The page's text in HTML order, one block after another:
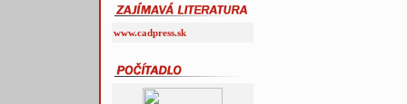
www.cadpress.sk